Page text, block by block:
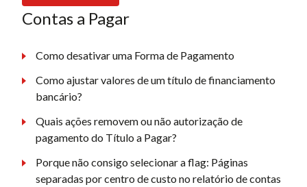
Contas a Pagar
Como desativar uma Forma de Pagamento
Como ajustar valores de um título de financiamento
bancário?
Quais ações removem ou não autorização de
pagamento do Título a Pagar?
Porque não consigo selecionar a flag: Páginas
separadas por centro de custo no relatório de contas